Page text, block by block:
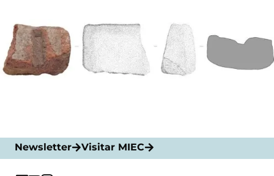
Newsletter Visitar MIEC